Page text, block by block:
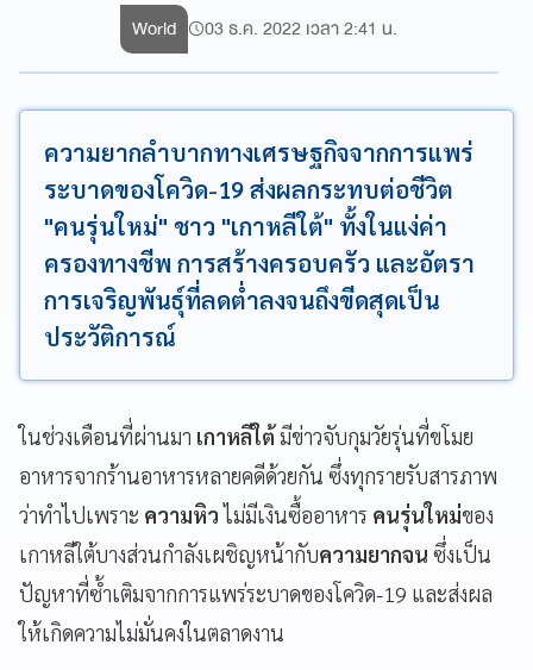
World 03 ธ.ค. 2022 เวลา 2:41 น.
ความยากลำบากทางเศรษฐกิจจากการแพร่
ระบาดของโควิด-19 ส่งผลกระทบต่อชีวิต
"คนรุ่นใหม่" ชาว "เกาหลีใต้" ทั้งในแง่ค่า
ครองทางชีพ การสร้างครอบครัว และอัตรา
การเจริญพันธุ์ที่ลดต่ำลงจนถึงขีดสุดเป็น
ประวัติการณ์
ในช่วงเดือนที่ผ่านมา เกาหลีใต้มีข่าวจับกุมวัยรุ่นที่ขโมย
อาหารจากร้านอาหารหลายคดีด้วยกัน ซึ่งทุกรายรับสารภาพ
ว่าทำไปเพราะ ความหิวไม่มีเงินซื้ออาหาร คนรุ่นใหม่ของ
เกาหลีใต้บางส่วนกำลังเผชิญหน้ากับความยากจน ซึ่งเป็น
ปัญหาที่ซ้ำเติมจากการแพร่ระบาดของโควิด-19 และส่งผล
ให้เกิดความไม่มั่นคงในตลาดงาน